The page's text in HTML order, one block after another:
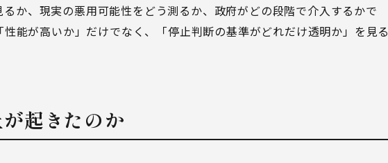
か、現実の悪用可能性をどう測るか、政府がどの段階で介入するかで
能が高いか」だけでなく、「停止判断の基準がどれだけ透明か」を見る
起きたのか